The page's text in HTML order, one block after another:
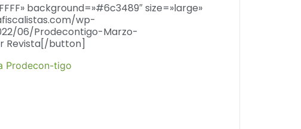
background=»#6c3489″ size=»large»
wp-
06/Prodecontigo-Marzo-
Revista[/button]
Prodecon-tigo